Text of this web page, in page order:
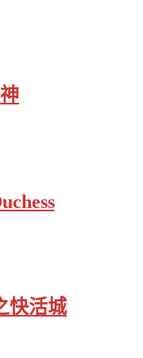
快活城